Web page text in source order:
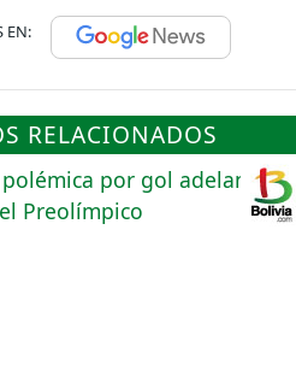
EN:
RELACIONADOS